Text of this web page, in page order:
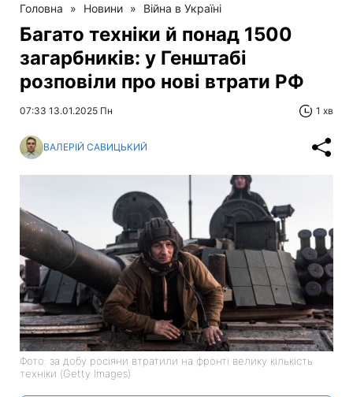
Головна » Новини » Війна в Україні
Багато техніки й понад 1500
загарбників: у Генштабі
розповіли про нові втрати РФ
07:33 13.01.2025 Пн 1 хв
ВАЛЕРІЙ САВИЦЬКИЙ
Фото: за добу росіяни втратили на фронті велику кількість
техніки (Getty Images)